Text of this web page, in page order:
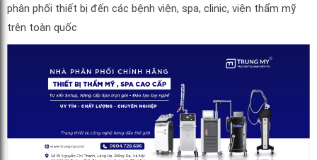
phân phối thiết bị đến các bệnh viện, spa, clinic, viện thẩm mỹ
trên toàn quốc